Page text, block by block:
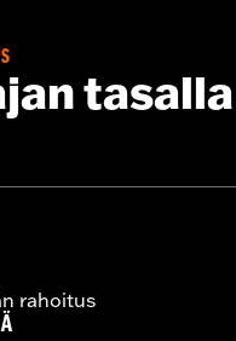
tasalla
rahoitus